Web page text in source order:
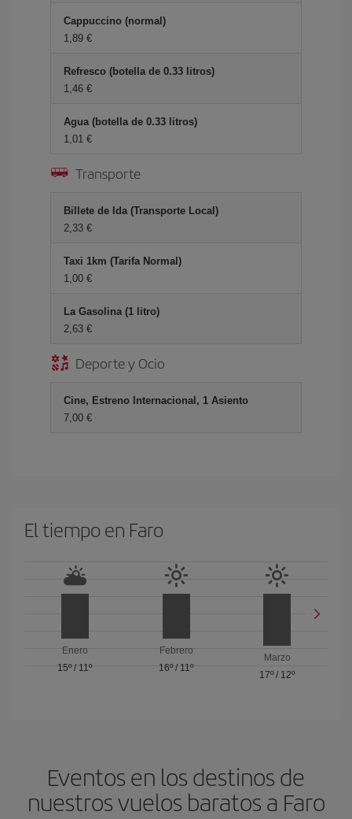
Cappuccino (normal)
1,89 €
Refresco (botella de 0.33 litros)
1,46 €
Agua (botella de 0.33 litros)
1,01 €
Transporte
Billete de Ida (Transporte Local)
2,33 €
Taxi 1km (Tarifa Normal)
1,00 €
La Gasolina (1 litro)
2,63 €
Deporte y Ocio
Cine, Estreno Internacional, 1 Asiento
7,00 €
El tiempo en Faro
Enero
15º/ 11º
Febrero
16º/ 11º
Marzo
17º / 12º
Eventos en los destinos de
nuestros vuelos baratos a Faro